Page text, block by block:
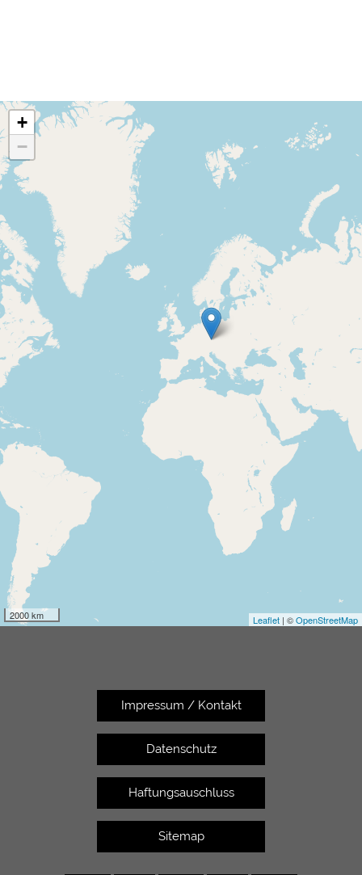
+
−
2000 km Leaflet | ©OpenStreetMap
Impressum / Kontakt
Datenschutz
Haftungsauschluss
Sitemap